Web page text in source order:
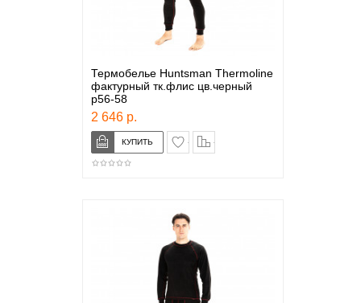
Термобелье Huntsman Thermoline
фактурный тк.флис цв.черный
р56-58
2 646 р.
в закладки